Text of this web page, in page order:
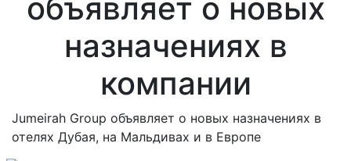
объявляет о новых
назначениях в
компании
Jumeirah Group объявляет о новых назначениях в
отелях Дубая, на Мальдивах и в Европе